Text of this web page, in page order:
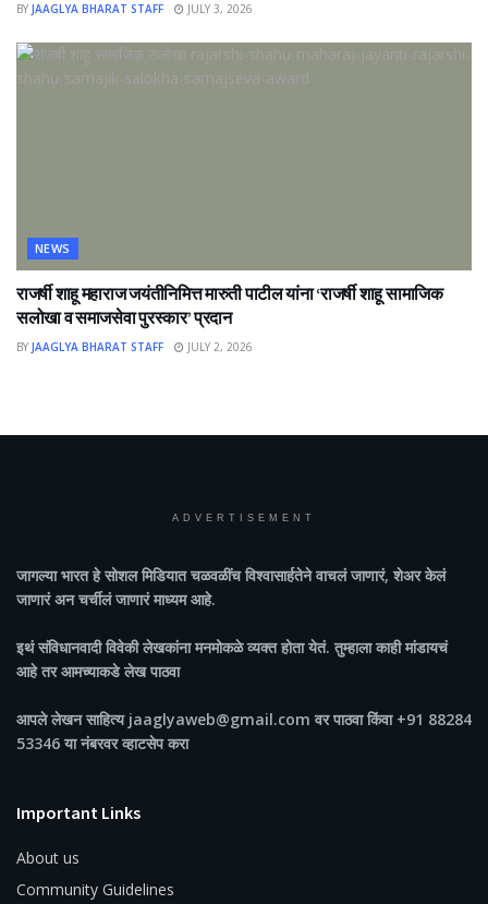
BY JAAGLYA BHARAT STAFF JULY 3, 2026
NEWS
राजर्षी शाहू महाराज जयंतीनिमित्त मारुती पाटील यांना ‘राजर्षी शाहू सामाजिक
सलोखा व समाजसेवा पुरस्कार’ प्रदान
BY JAAGLYA BHARAT STAFF JULY 2, 2026
ADVERTISEMENT
जागल्या भारतहे सोशल मिडियात चळवळींच विश्वासार्हतेने वाचलं जाणारं, शेअर केलं
जाणारं अन चर्चीलं जाणारं माध्यम आहे.
इथं संविधानवादी विवेकी लेखकांना मनमोकळे व्यक्त होता येतं. तुम्हाला काही मांडायचं
आहे तर आमच्याकडे लेख पाठवा
आपले लेखन साहित्य jaaglyaweb@gmail.com वर पाठवा किंवा +91 88284
53346 या नंबरवर व्हाटसेप करा
Important Links
About us
Community Guidelines